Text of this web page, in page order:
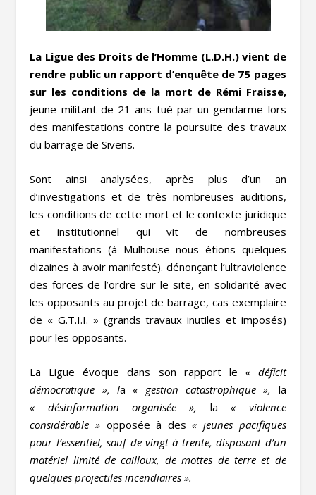
La Ligue des Droits de l’Homme (L.D.H.) vient de
rendre public un rapport d’enquête de 75 pages
sur les conditions de la mort de Rémi Fraisse,
jeune militant de 21 ans tué par un gendarme lors
des manifestations contre la poursuite des travaux
du barrage de Sivens.
Sont ainsi analysées, après plus d’un an
d’investigations et de très nombreuses auditions,
les conditions de cette mort et le contexte juridique
et institutionnel qui vit de nombreuses
manifestations (à Mulhouse nous étions quelques
dizaines à avoir manifesté). dénonçant l’ultraviolence
des forces de l’ordre sur le site, en solidarité avec
les opposants au projet de barrage, cas exemplaire
de « G.T.I.I. » (grands travaux inutiles et imposés)
pour les opposants.
La Ligue évoque dans son rapport le « déficit
démocratique », la « gestion catastrophique », la
« désinformation organisée », la « violence
considérable » opposée à des« jeunes pacifiques
pour l’essentiel, sauf de vingt à trente, disposant d’un
matériel limité de cailloux, de mottes de terre et de
quelques projectiles incendiaires ».